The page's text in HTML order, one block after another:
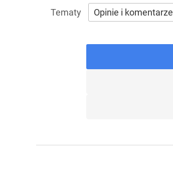
Opinie i komentarze